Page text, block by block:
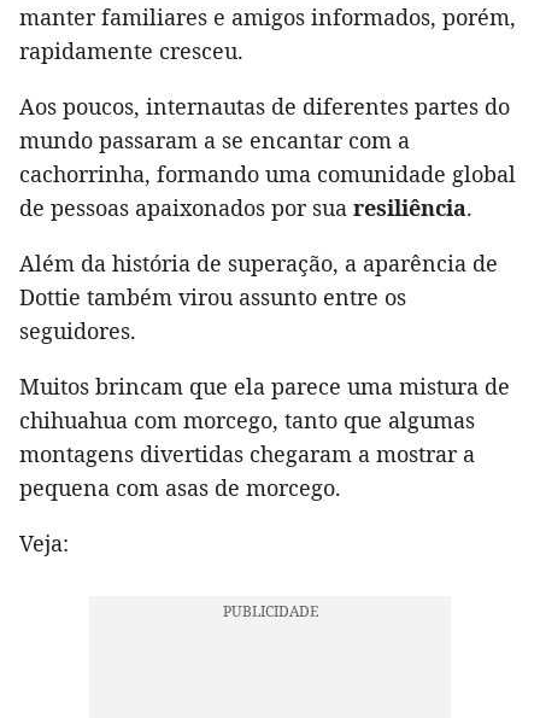
manter familiares e amigos informados, porém,
rapidamente cresceu.
Aos poucos, internautas de diferentes partes do
mundo passaram a se encantar com a
cachorrinha, formando uma comunidade global
de pessoas apaixonados por sua resiliência.
Além da história de superação, a aparência de
Dottie também virou assunto entre os
seguidores.
Muitos brincam que ela parece uma mistura de
chihuahua com morcego, tanto que algumas
montagens divertidas chegaram a mostrar a
pequena com asas de morcego.
Veja: